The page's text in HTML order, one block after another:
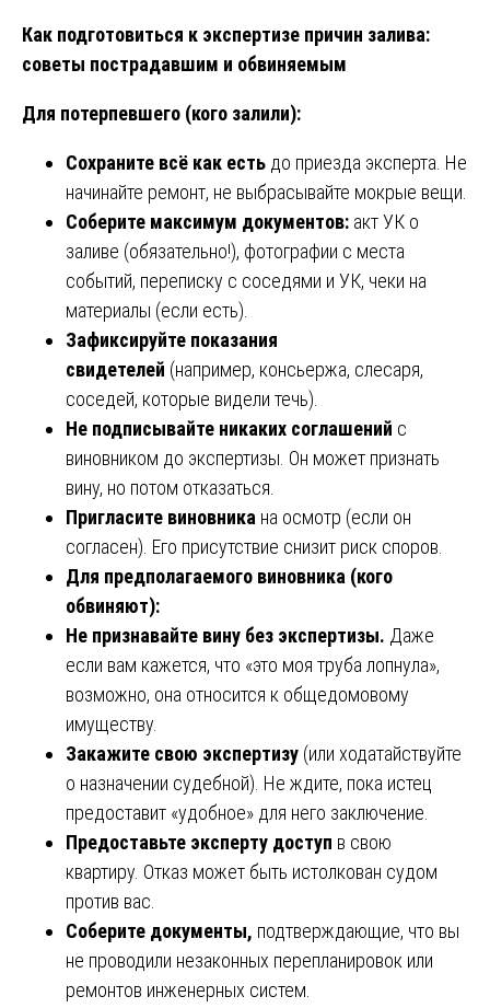
Как подготовиться к экспертизе причин залива:
советы пострадавшим и обвиняемым
Для потерпевшего (кого залили):
Сохраните всё как есть до приезда эксперта. Не
начинайте ремонт, не выбрасывайте мокрые вещи.
Соберите максимум документов: акт УК о
заливе (обязательно!), фотографии с места
событий, переписку с соседями и УК, чеки на
материалы (если есть).
Зафиксируйте показания
свидетелей (например, консьержа, слесаря,
соседей, которые видели течь).
Не подписывайте никаких соглашений с
виновником до экспертизы. Он может признать
вину, но потом отказаться.
Пригласите виновника на осмотр (если он
согласен). Его присутствие снизит риск споров.
Для предполагаемого виновника (кого
обвиняют):
Не признавайте вину без экспертизы. Даже
если вам кажется, что «это моя труба лопнула»,
возможно, она относится к общедомовому
имуществу.
Закажите свою экспертизу (или ходатайствуйте
о назначении судебной). Не ждите, пока истец
предоставит «удобное» для него заключение.
Предоставьте эксперту доступ в свою
квартиру. Отказ может быть истолкован судом
против вас.
Соберите документы, подтверждающие, что вы
не проводили незаконных перепланировок или
ремонтов инженерных систем.